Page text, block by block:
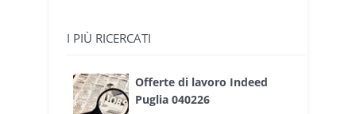
I PIÙ RICERCATI
Offerte di lavoro Indeed
Puglia 040226